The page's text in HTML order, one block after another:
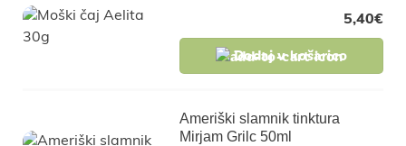
5,40€
Dodaj v košarico
Ameriški slamnik tinktura
Mirjam Grilc 50ml